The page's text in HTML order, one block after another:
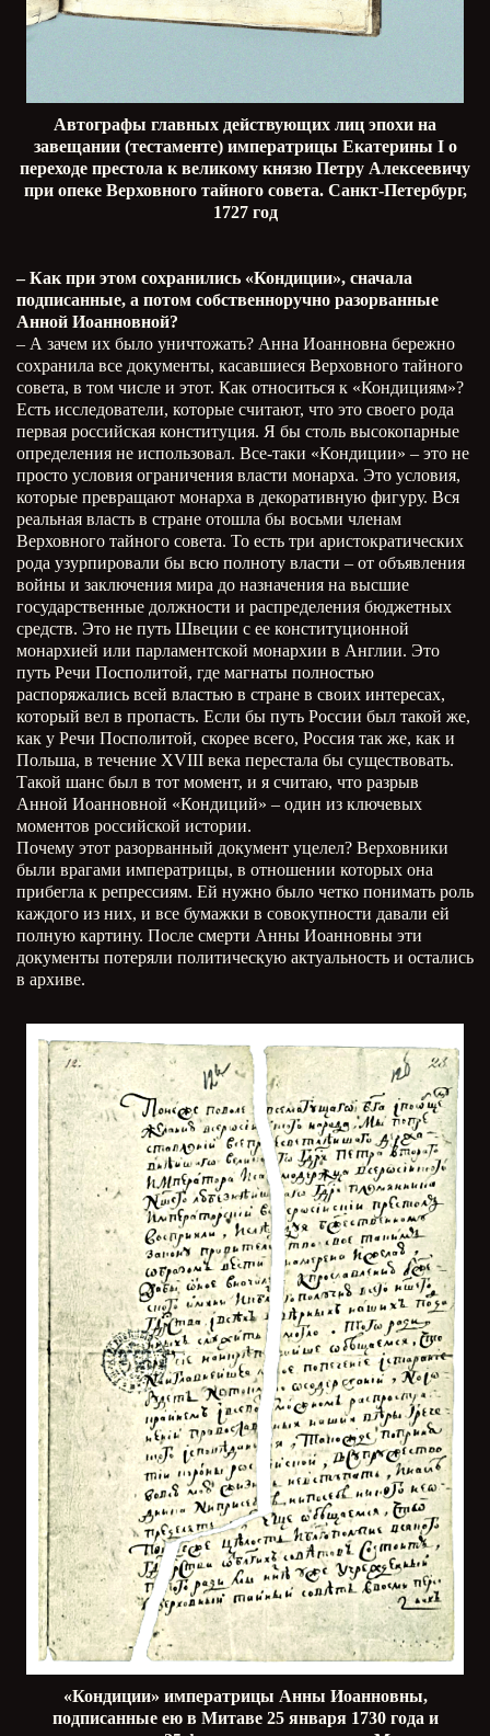
Автографы главных действующих лиц эпохи на
завещании (тестаменте) императрицы Екатерины I о
переходе престола к великому князю Петру Алексеевичу
при опеке Верховного тайного совета. Санкт-Петербург,
1727 год
– Как при этом сохранились «Кондиции», сначала
подписанные, а потом собственноручно разорванные
Анной Иоанновной?
– А зачем их было уничтожать? Анна Иоанновна бережно
сохранила все документы, касавшиеся Верховного тайного
совета, в том числе и этот. Как относиться к «Кондициям»?
Есть исследователи, которые считают, что это своего рода
первая российская конституция. Я бы столь высокопарные
определения не использовал. Все-таки «Кондиции» – это не
просто условия ограничения власти монарха. Это условия,
которые превращают монарха в декоративную фигуру. Вся
реальная власть в стране отошла бы восьми членам
Верховного тайного совета. То есть три аристократических
рода узурпировали бы всю полноту власти – от объявления
войны и заключения мира до назначения на высшие
государственные должности и распределения бюджетных
средств. Это не путь Швеции с ее конституционной
монархией или парламентской монархии в Англии. Это
путь Речи Посполитой, где магнаты полностью
распоряжались всей властью в стране в своих интересах,
который вел в пропасть. Если бы путь России был такой же,
как у Речи Посполитой, скорее всего, Россия так же, как и
Польша, в течение XVIII века перестала бы существовать.
Такой шанс был в тот момент, и я считаю, что разрыв
Анной Иоанновной «Кондиций» – один из ключевых
моментов российской истории.
Почему этот разорванный документ уцелел? Верховники
были врагами императрицы, в отношении которых она
прибегла к репрессиям. Ей нужно было четко понимать роль
каждого из них, и все бумажки в совокупности давали ей
полную картину. После смерти Анны Иоанновны эти
документы потеряли политическую актуальность и остались
в архиве.
«Кондиции» императрицы Анны Иоанновны,
подписанные ею в Митаве 25 января 1730 года и